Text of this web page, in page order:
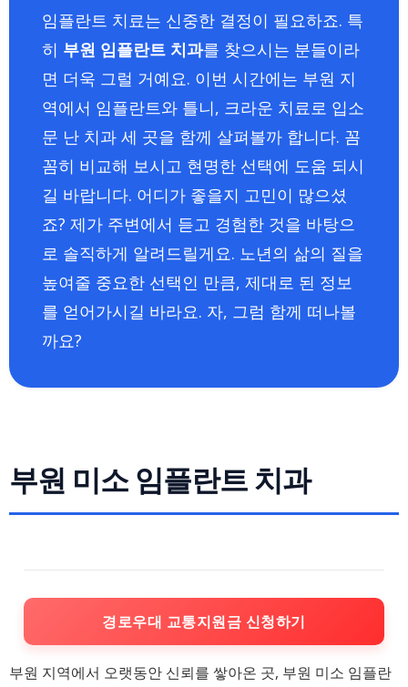
임플란트 치료는 신중한 결정이 필요하죠. 특
히 부원 임플란트 치과를 찾으시는 분들이라
면 더욱 그럴 거예요. 이번 시간에는 부원 지
역에서 임플란트와 틀니, 크라운 치료로 입소
문 난 치과 세 곳을 함께 살펴볼까 합니다. 꼼
꼼히 비교해 보시고 현명한 선택에 도움 되시
길 바랍니다. 어디가 좋을지 고민이 많으셨
죠? 제가 주변에서 듣고 경험한 것을 바탕으
로 솔직하게 알려드릴게요. 노년의 삶의 질을
높여줄 중요한 선택인 만큼, 제대로 된 정보
를 얻어가시길 바라요. 자, 그럼 함께 떠나볼
까요?
부원 미소 임플란트 치과
경로우대 교통지원금 신청하기
부원 지역에서 오랫동안 신뢰를 쌓아온 곳, 부원 미소 임플란